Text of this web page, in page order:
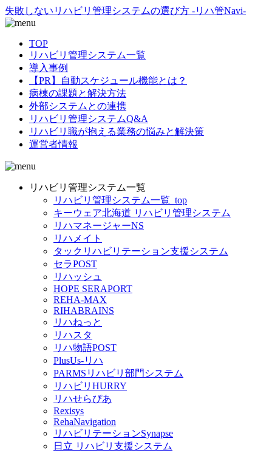
失敗しないリハビリ管理システムの選び方 -リハ管Navi-
TOP
リハビリ管理システム一覧
導入事例
【PR】自動スケジュール機能とは？
病棟の課題と解決方法
外部システムとの連携
リハビリ管理システムQ&A
リハビリ職が抱える業務の悩みと解決策
運営者情報
リハビリ管理システム一覧
リハビリ管理システム一覧_top
キーウェア北海道 リハビリ管理システム
リハマネージャーNS
リハメイト
タックリハビリテーション支援システム
セラPOST
リハッシュ
HOPE SERAPORT
REHA-MAX
RIHABRAINS
リハねっと
リハスタ
リハ物語POST
PlusUs-リハ
PARMSリハビリ部門システム
リハビリHURRY
リハせらぴあ
Rexisys
RehaNavigation
リハビリテーションSynapse
日立 リハビリ支援システム